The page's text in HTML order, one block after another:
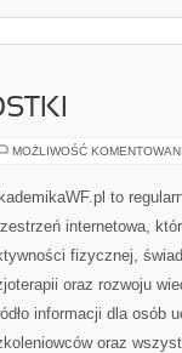
MOŻLIWOŚĆ
to
internetowa,
fizycznej,
oraz rozwoju
informacji dla osób
oraz